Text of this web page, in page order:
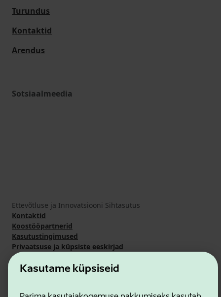
Kasutame küpsiseid
Turundus
Kontaktid
Arendus
Sotsiaalmeedia
Ettevõtluse ja Innovatsiooni Sihtasutus
Kontaktid
Koostööpartnerid
Kasutustingimused
Privaatsuse ja küpsiste eeskirjad